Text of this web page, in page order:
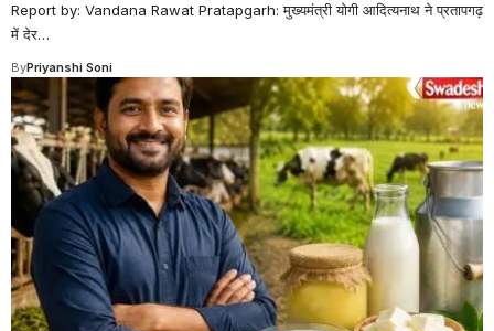
Report by: Vandana Rawat Pratapgarh: मुख्यमंत्री योगी आदित्यनाथ ने प्रतापगढ़
में देर…
ByPriyanshi Soni